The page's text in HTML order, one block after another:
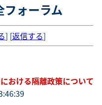
フォーラム
] [返信する]
おける隔離政策について